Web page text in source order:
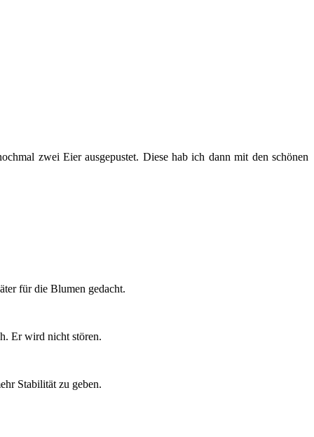
zwei Eier ausgepustet. Diese hab ich dann mit den schönen
für die Blumen gedacht.
Er wird nicht stören.
Stabilität zu geben.